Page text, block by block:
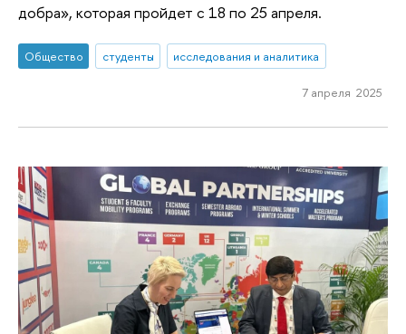
добра», которая пройдет с 18 по 25 апреля.
Общество студенты исследования и аналитика
7 апреля 2025